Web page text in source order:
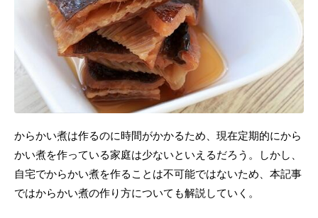
からかい煮は作るのに時間がかかるため、現在定期的にから
かい煮を作っている家庭は少ないといえるだろう。しかし、
自宅でからかい煮を作ることは不可能ではないため、本記事
ではからかい煮の作り方についても解説していく。